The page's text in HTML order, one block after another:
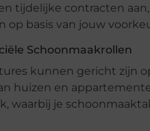
tijdelijke contracten
op basis van jouw
Schoonmaakrollen
kunnen gericht zijn
huizen en
waarbij je